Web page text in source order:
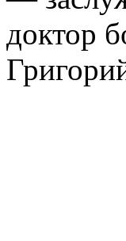
доктор